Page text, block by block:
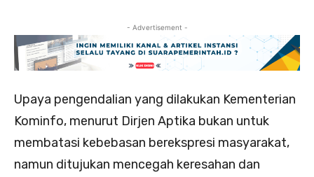
- Advertisement -
Upaya pengendalian yang dilakukan Kementerian
Kominfo, menurut Dirjen Aptika bukan untuk
membatasi kebebasan berekspresi masyarakat,
namun ditujukan mencegah keresahan dan